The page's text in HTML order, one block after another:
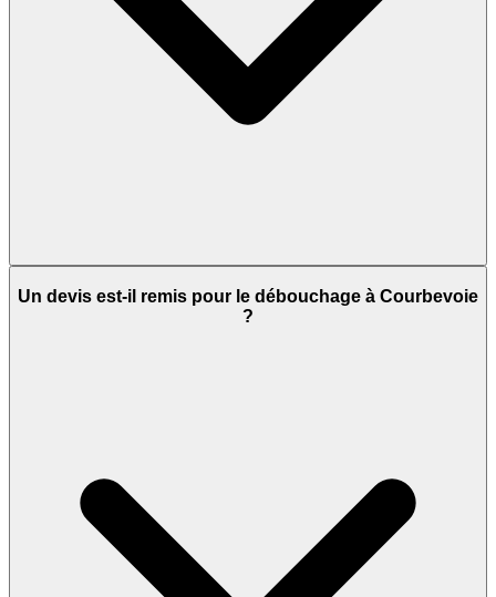
Un devis est-il remis pour le débouchage à Courbevoie
?